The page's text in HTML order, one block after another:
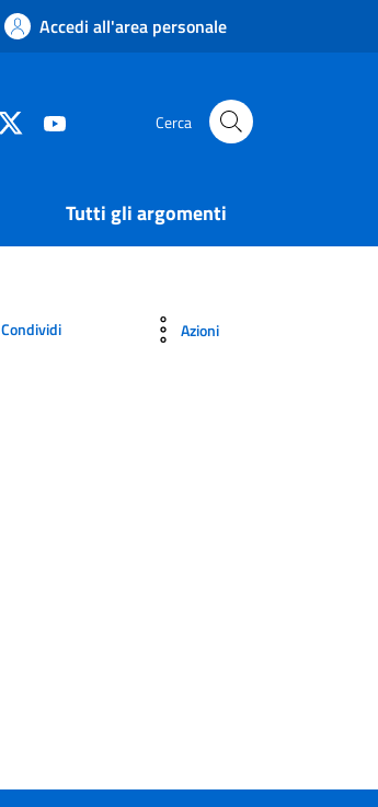
Accedi all'area personale
Cerca
Tutti gli argomenti
Condividi Azioni